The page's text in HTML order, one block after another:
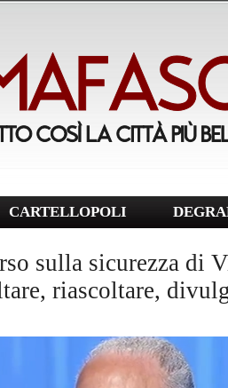
CARTELLOPOLI
sulla sicurezza di
riascoltare,